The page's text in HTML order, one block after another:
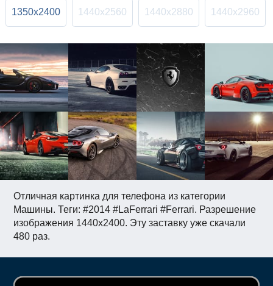
Отличная картинка для телефона из категории
Машины. Теги: #2014 #LaFerrari #Ferrari. Разрешение
изображения 1440x2400. Эту заставку уже скачали
480 раз.
1350x2400 1440x2560 1440x2880 1440x2960